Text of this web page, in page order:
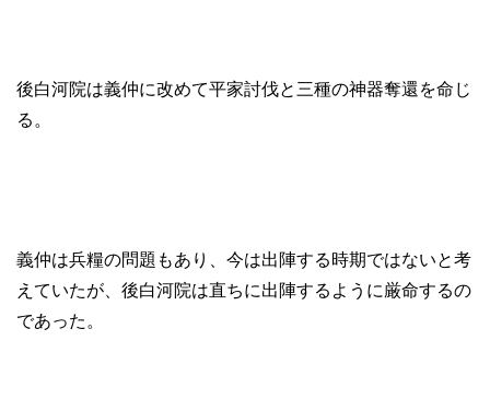
後白河院は義仲に改めて平家討伐と三種の神器奪還を命じ
る。
義仲は兵糧の問題もあり、今は出陣する時期ではないと考
えていたが、後白河院は直ちに出陣するように厳命するの
であった。